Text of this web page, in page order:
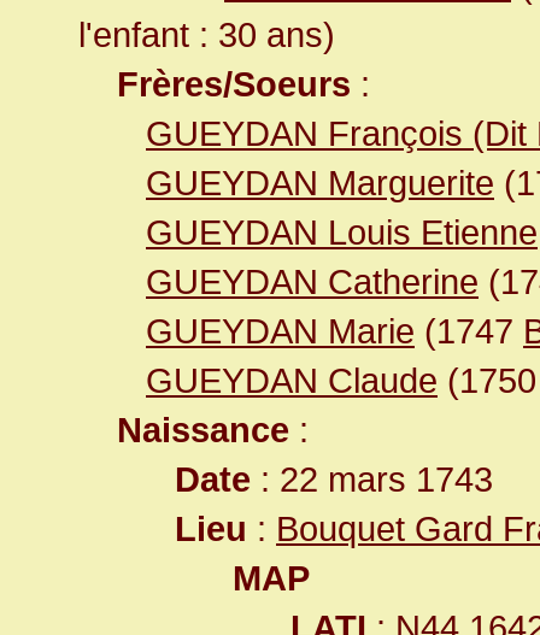
l'enfant : 30 ans)
Frères/Soeurs :
GUEYDAN François (Dit
GUEYDAN Marguerite
GUEYDAN Louis Etienne
GUEYDAN Catherine
GUEYDAN Marie (1747
GUEYDAN Claude
Naissance :
Date : 22 mars 1743
Lieu : Bouquet Gard
MAP